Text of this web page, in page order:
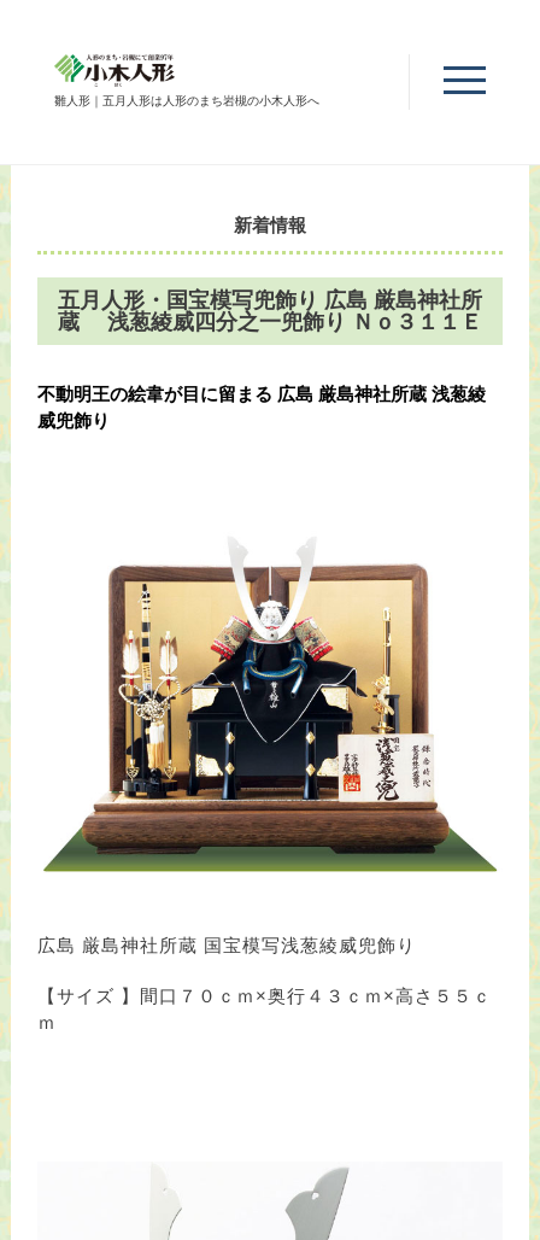
雛人形｜五月人形は人形のまち岩槻の小木人形へ
新着情報
五月人形・国宝模写兜飾り 広島 厳島神社所
蔵 浅葱綾威四分之一兜飾り Ｎｏ３１１Ｅ
不動明王の絵韋が目に留まる 広島 厳島神社所蔵 浅葱綾
威兜飾り
広島 厳島神社所蔵 国宝模写浅葱綾威兜飾り
【サイズ 】間口７０ｃｍ×奥行４３ｃｍ×高さ５５ｃ
ｍ